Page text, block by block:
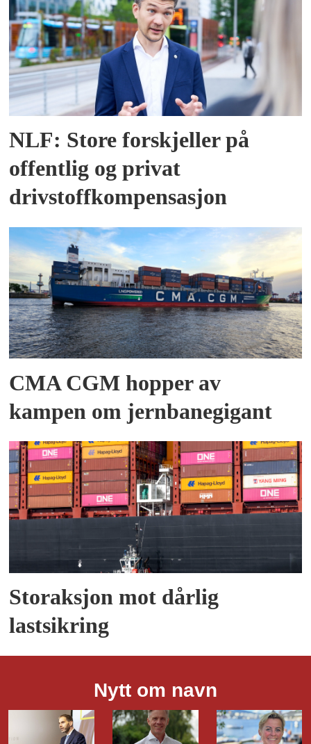
NLF: Store forskjeller på
offentlig og privat
drivstoffkompensasjon
CMA CGM hopper av
kampen om jernbanegigant
Storaksjon mot dårlig
lastsikring
Nytt om navn